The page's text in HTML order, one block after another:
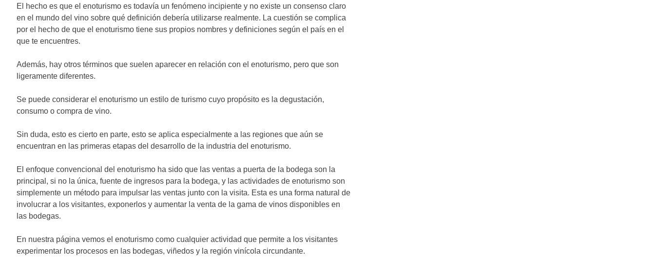
s
El hecho es que el enoturismo es todavía un fenómeno incipiente y no existe un consenso claro
en el mundo del vino sobre qué definición debería utilizarse realmente. La cuestión se complica
por el hecho de que el enoturismo tiene sus propios nombres y definiciones según el país en el
que te encuentres.
Además, hay otros términos que suelen aparecer en relación con el enoturismo, pero que son
ligeramente diferentes.
Se puede considerar el enoturismo un estilo de turismo cuyo propósito es la degustación,
consumo o compra de vino.
Sin duda, esto es cierto en parte, esto se aplica especialmente a las regiones que aún se
encuentran en las primeras etapas del desarrollo de la industria del enoturismo.
El enfoque convencional del enoturismo ha sido que las ventas a puerta de la bodega son la
principal, si no la única, fuente de ingresos para la bodega, y las actividades de enoturismo son
simplemente un método para impulsar las ventas junto con la visita. Esta es una forma natural de
involucrar a los visitantes, exponerlos y aumentar la venta de la gama de vinos disponibles en
las bodegas.
En nuestra página vemos el enoturismo como cualquier actividad que permite a los visitantes
experimentar los procesos en las bodegas, viñedos y la región vinícola circundante.